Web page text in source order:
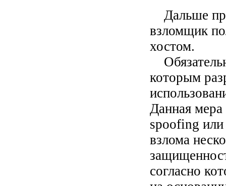
Дальше
взломщик
хостом.
которым
Данная
spoofing или
взлома
согласно